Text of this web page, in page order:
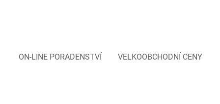
ON-LINE PORADENSTVÍ VELKOOBCHODNÍ CENY